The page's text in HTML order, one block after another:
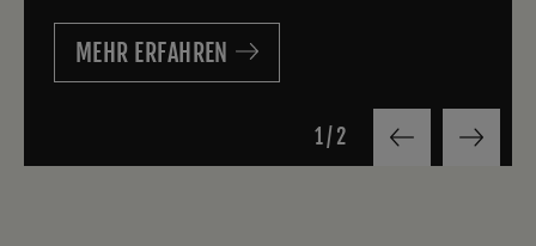
MEHR ERFAHREN
1/ 2